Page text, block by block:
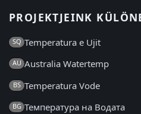
PROJEKTJEINK
SQ Temperatura e Ujit
AU Australia Watertemp
BS Temperatura Vode
BG Температура на Водата